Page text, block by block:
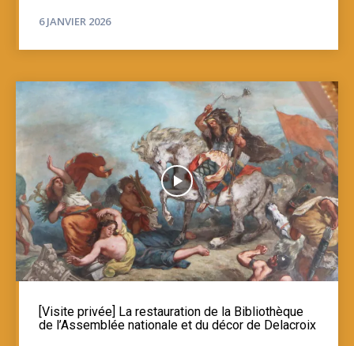
6 JANVIER 2026
[Visite privée] La restauration de la Bibliothèque
de l’Assemblée nationale et du décor de Delacroix